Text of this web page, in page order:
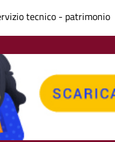
tecnico - patrimonio